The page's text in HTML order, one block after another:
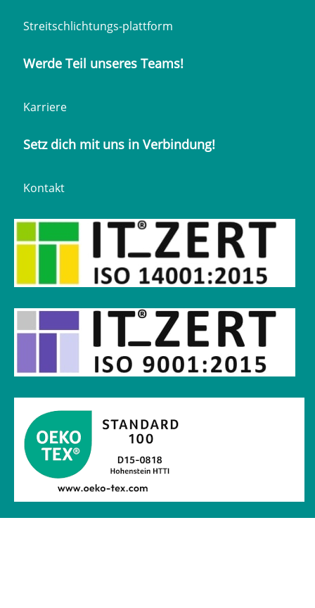
Streitschlichtungs-plattform
Werde Teil unseres Teams!
Karriere
Setz dich mit uns in Verbindung!
Kontakt